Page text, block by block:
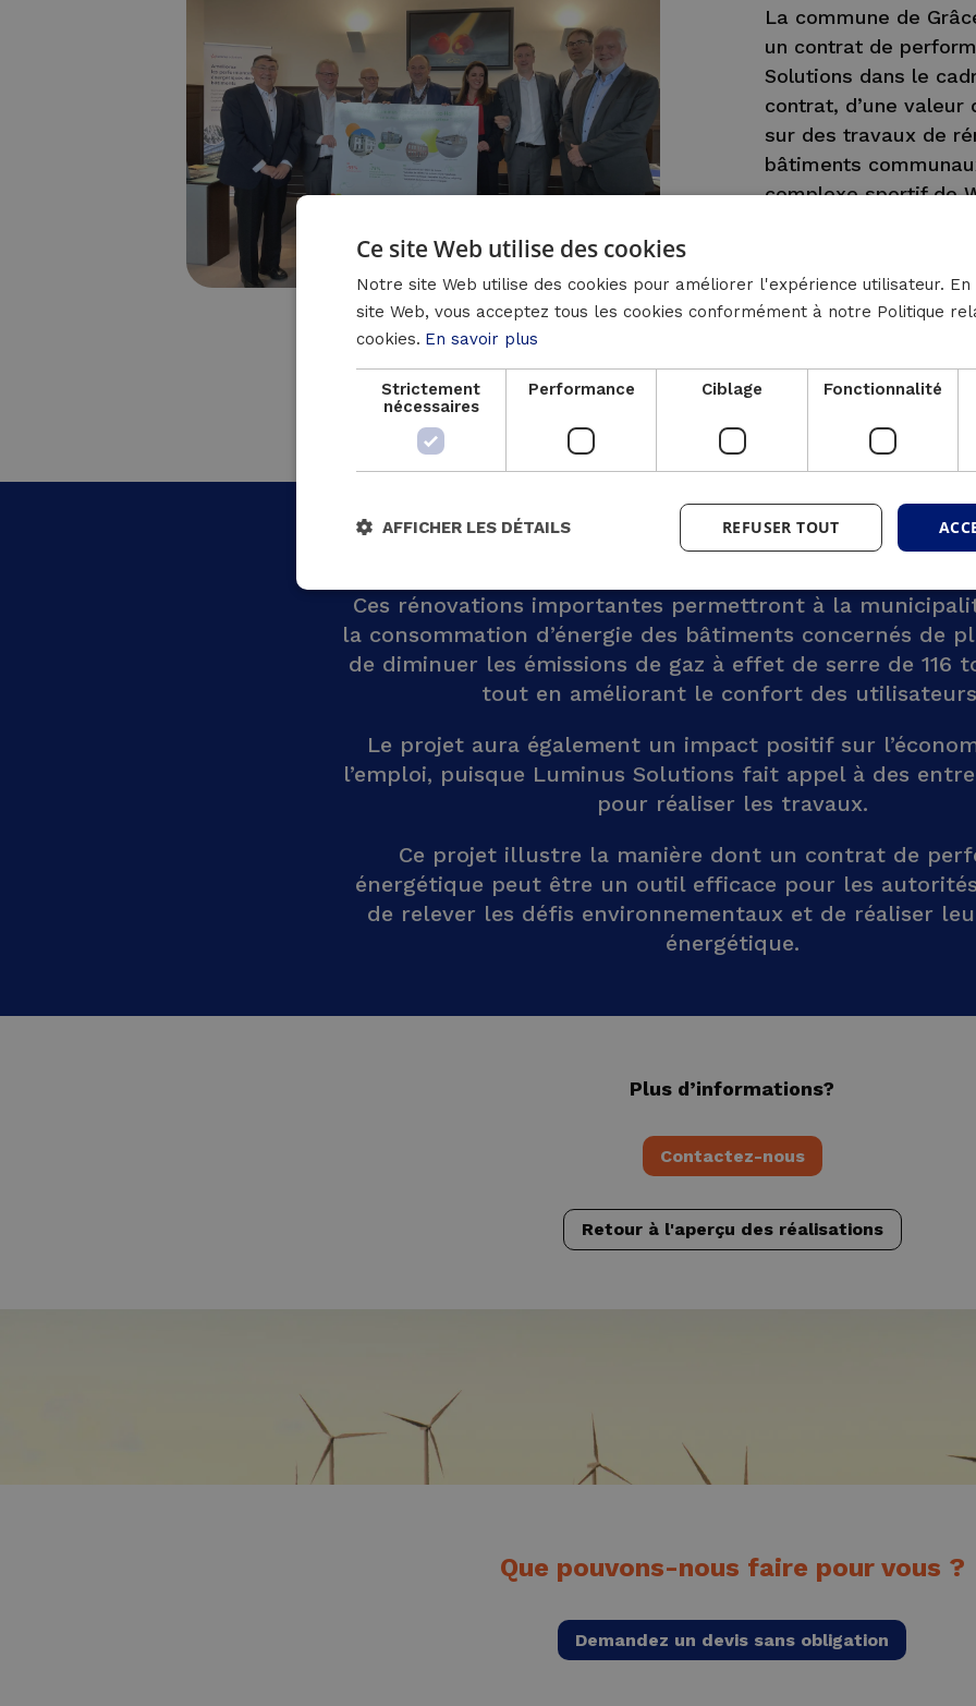
La commune de
un contrat de
Solutions dans le
contrat, d’une valeur
sur des travaux de
bâtiments
complexe sportif de
Les mesures
toitures, l’isolation
fenêtres,
chauffage et de
photovoltaïques et
Quel est le résultat ?
Ces rénovations importantes permettront à la
la consommation d’énergie des bâtiments concernés de
de diminuer les émissions de gaz à effet de serre de 116
tout en améliorant le confort des
Le projet aura également un impact positif sur
l’emploi, puisque Luminus Solutions fait appel à des
pour réaliser les travaux.
Ce projet illustre la manière dont un contrat de
énergétique peut être un outil efficace pour les
de relever les défis environnementaux et de réaliser
énergétique.
Plus d’informations?
Contactez-nous
Retour à l'aperçu des réalisations
Que pouvons-nous faire pour vous ?
Demandez un devis sans obligation
Ce site Web utilise des cookies
Notre site Web utilise des cookies pour améliorer l'expérience utilisateur.
site Web, vous acceptez tous les cookies conformément à notre Politique
cookies. En savoir plus
Strictement
nécessaires
Performance Ciblage Fonctionnalité
REFUSER TOUT
AFFICHER LES DÉTAILS